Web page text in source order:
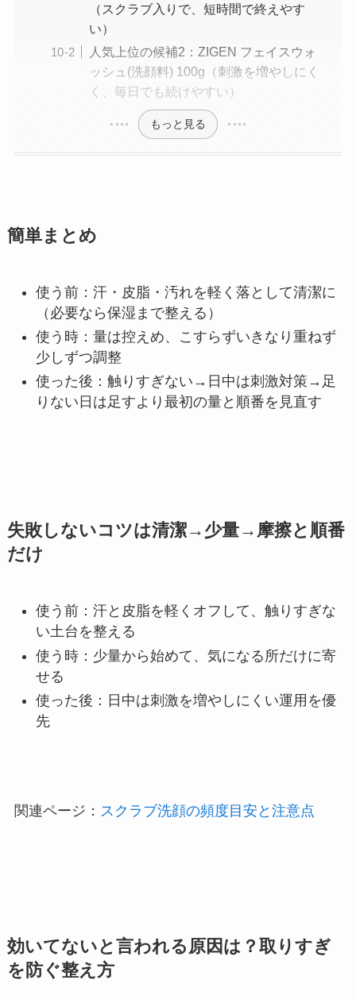
（スクラブ入りで、短時間で終えやす
い）
人気上位の候補2：ZIGEN フェイスウォ
ッシュ(洗顔料) 100g（刺激を増やしにく
く、毎日でも続けやすい）
もっと見る
簡単まとめ
使う前：汗・皮脂・汚れを軽く落として清潔に
（必要なら保湿まで整える）
使う時：量は控えめ、こすらずいきなり重ねず
少しずつ調整
使った後：触りすぎない→日中は刺激対策→足
りない日は足すより最初の量と順番を見直す
失敗しないコツは清潔→少量→摩擦と順番
だけ
使う前：汗と皮脂を軽くオフして、触りすぎな
い土台を整える
使う時：少量から始めて、気になる所だけに寄
せる
使った後：日中は刺激を増やしにくい運用を優
先
関連ページ： スクラブ洗顔の頻度目安と注意点
効いてないと言われる原因は？取りすぎ
を防ぐ整え方